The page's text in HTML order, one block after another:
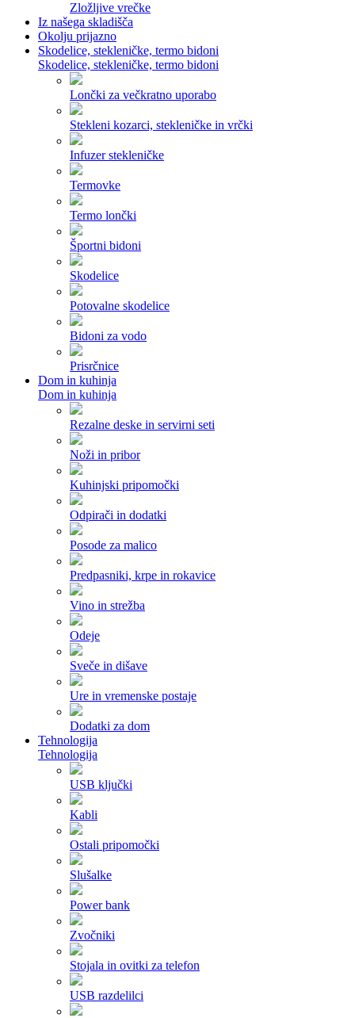
Zložljive vrečke
Iz našega skladišča
Okolju prijazno
Skodelice, stekleničke, termo bidoni
Skodelice, stekleničke, termo bidoni
Lončki za večkratno uporabo
Stekleni kozarci, stekleničke in vrčki
Infuzer stekleničke
Termovke
Termo lončki
Športni bidoni
Skodelice
Potovalne skodelice
Bidoni za vodo
Prisrčnice
Dom in kuhinja
Dom in kuhinja
Rezalne deske in servirni seti
Noži in pribor
Kuhinjski pripomočki
Odpirači in dodatki
Posode za malico
Predpasniki, krpe in rokavice
Vino in strežba
Odeje
Sveče in dišave
Ure in vremenske postaje
Dodatki za dom
Tehnologija
Tehnologija
USB ključki
Kabli
Ostali pripomočki
Slušalke
Power bank
Zvočniki
Stojala in ovitki za telefon
USB razdelilci